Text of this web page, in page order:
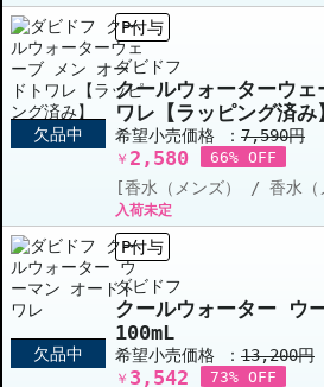
欠品中
P付与
ダビドフ
クールウォーターウ
ワレ【ラッピング済
希望小売価格 ： 7,590円
￥ 2,580 66% OFF
[香水（メンズ） / 香水（
入荷未定
欠品中
P付与
ダビドフ
クールウォーター ウ
100mL
希望小売価格 ： 13,200円
￥ 3,542 73% OFF